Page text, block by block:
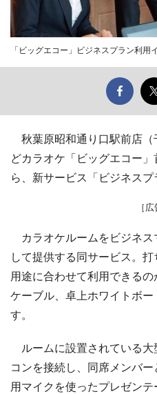
「ビッグエコー」ビジネスプラン利用
秋葉原昭和通り口駅前店（
どカラオケ「ビッグエコー
ら、新サービス「ビジネスプ
［広
カラオケルームをビジネス
して提供する同サービス。
用途に合わせて利用できる
ケーブル、卓上ホワイトボ
す。
ルームに設置されている大
コンを接続し、同席メンバ
用マイクを使ったプレゼンテ